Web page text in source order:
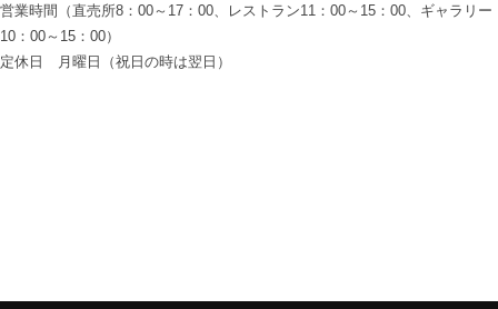
営業時間（直売所8：00～17：00、レストラン11：00～15：00、ギャラリー
10：00～15：00）
定休日 月曜日（祝日の時は翌日）